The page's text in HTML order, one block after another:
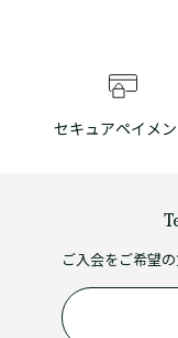
セキュアペイメン
ご入会をご希望